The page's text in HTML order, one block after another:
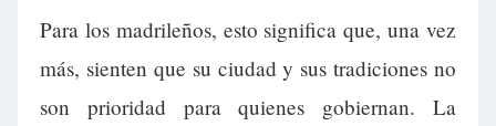
Para los madrileños, esto significa que, una vez
más, sienten que su ciudad y sus tradiciones no
son prioridad para quienes gobiernan. La